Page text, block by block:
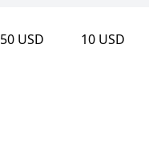
50 USD 10 USD